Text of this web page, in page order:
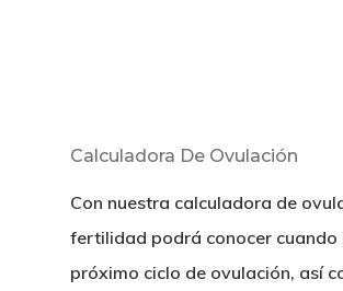
Calculadora De Ovulación
Con nuestra calculadora de
fertilidad podrá conocer cuando
próximo ciclo de ovulación, así